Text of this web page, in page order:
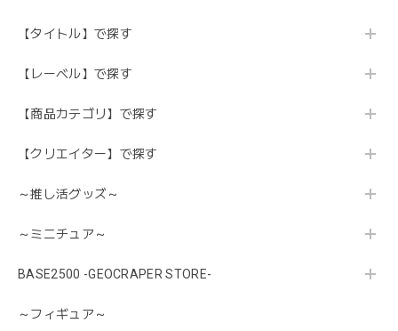
【タイトル】で探す
【レーベル】で探す
【商品カテゴリ】で探す
【クリエイター】で探す
～推し活グッズ～
～ミニチュア～
BASE2500 -GEOCRAPER STORE-
～フィギュア～